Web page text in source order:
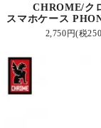
CHROME/ク
スマホケース
2,750円(税